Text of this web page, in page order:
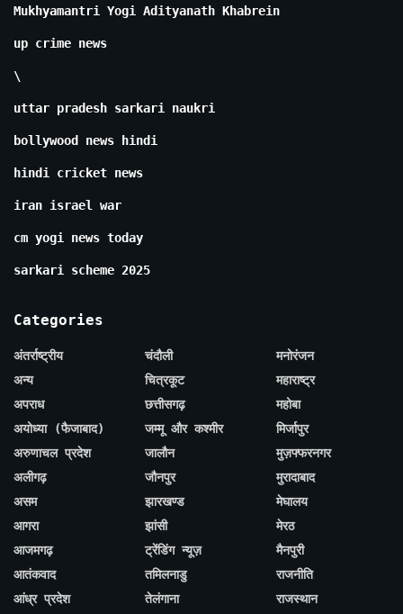
Mukhyamantri Yogi Adityanath Khabrein
up crime news
\
uttar pradesh sarkari naukri
bollywood news hindi
hindi cricket news
iran israel war
cm yogi news today
sarkari scheme 2025
Categories
अंतर्राष्ट्रीय
अन्य
अपराध
अयोध्या (फैजाबाद)
अरुणाचल प्रदेश
अलीगढ़
असम
आगरा
आजमगढ़
आतंकवाद
आंध्र प्रदेश
चंदौली
चित्रकूट
छत्तीसगढ़
जम्मू और कश्मीर
जालौन
जौनपुर
झारखण्ड
झांसी
ट्रेंडिंग न्यूज़
तमिलनाडु
तेलंगाना
मनोरंजन
महाराष्ट्र
महोबा
मिर्जापुर
मुज़फ्फरनगर
मुरादाबाद
मेघालय
मेरठ
मैनपुरी
राजनीति
राजस्थान